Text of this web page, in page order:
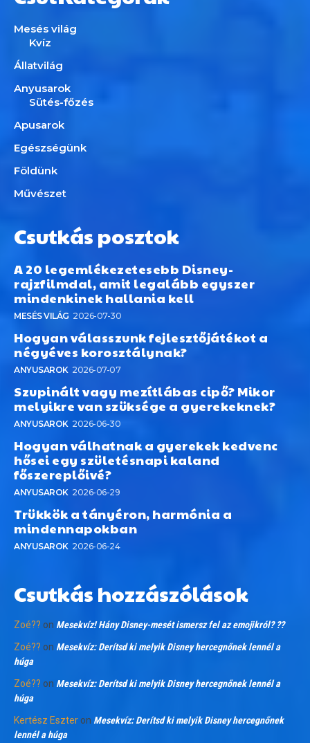
Mesés világ
Kvíz
Állatvilág
Anyusarok
Sütés-főzés
Apusarok
Egészségünk
Földünk
Művészet
Csutkás posztok
A 20 legemlékezetesebb Disney-
rajzfilmdal, amit legalább egyszer
mindenkinek hallania kell
MESÉS VILÁG 2026-07-30
Hogyan válasszunk fejlesztőjátékot a
négyéves korosztálynak?
ANYUSAROK 2026-07-07
Szupinált vagy mezítlábas cipő? Mikor
melyikre van szüksége a gyerekeknek?
ANYUSAROK 2026-06-30
Hogyan válhatnak a gyerekek kedvenc
hősei egy születésnapi kaland
főszereplőivé?
ANYUSAROK 2026-06-29
Trükkök a tányéron, harmónia a
mindennapokban
ANYUSAROK 2026-06-24
Csutkás hozzászólások
Zoé?? on Mesekvíz! Hány Disney-mesét ismersz fel az emojikról? ??
Zoé?? on Mesekvíz: Derítsd ki melyik Disney hercegnőnek lennél a
húga
Zoé?? on Mesekvíz: Derítsd ki melyik Disney hercegnőnek lennél a
húga
Kertész Eszter on Mesekvíz: Derítsd ki melyik Disney hercegnőnek
lennél a húga